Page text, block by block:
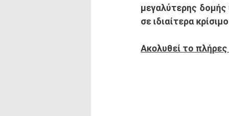
μεγαλύτερης δομής
σε ιδιαίτερα
Ακολυθεί το